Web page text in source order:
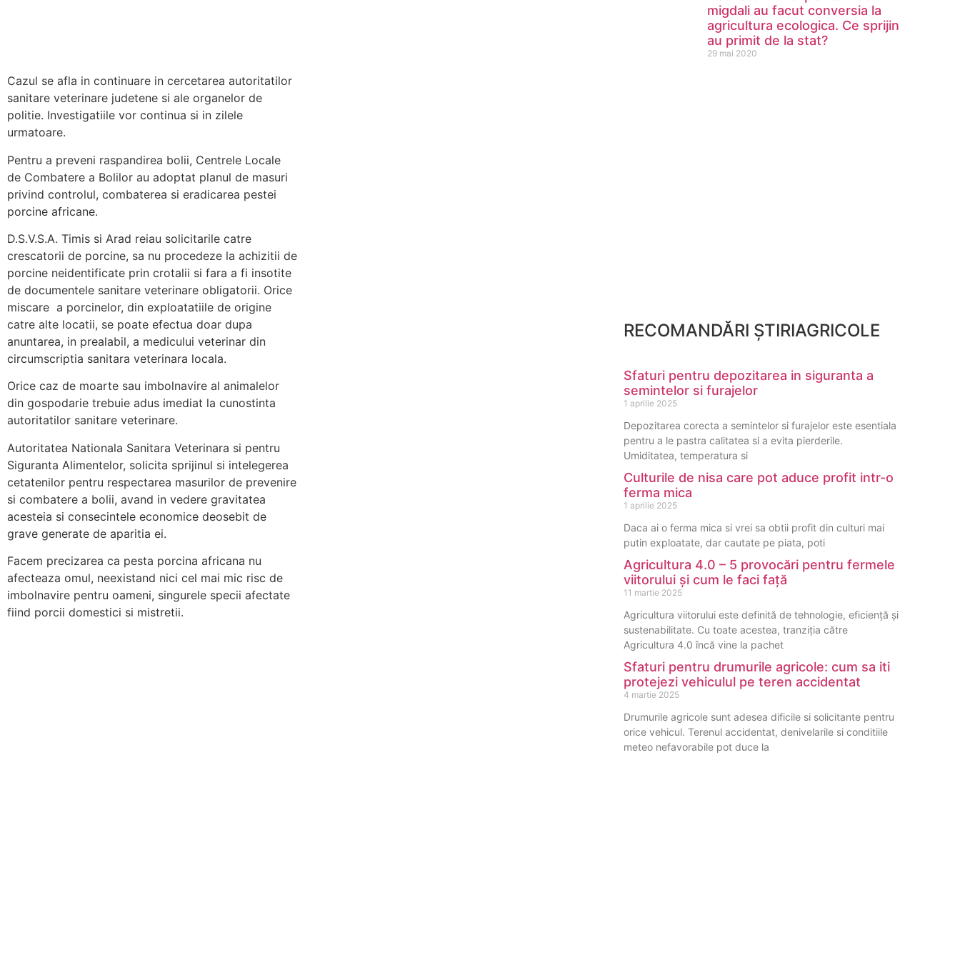
Cazul se afla in continuare in cercetarea autoritatilor
sanitare veterinare judetene si ale organelor de
politie. Investigatiile vor continua si in zilele
urmatoare.
Pentru a preveni raspandirea bolii, Centrele Locale
de Combatere a Bolilor au adoptat planul de masuri
privind controlul, combaterea si eradicarea pestei
porcine africane.
D.S.V.S.A. Timis si Arad reiau solicitarile catre
crescatorii de porcine, sa nu procedeze la achizitii de
porcine neidentificate prin crotalii si fara a fi insotite
de documentele sanitare veterinare obligatorii. Orice
miscare a porcinelor, din exploatatiile de origine
catre alte locatii, se poate efectua doar dupa
anuntarea, in prealabil, a medicului veterinar din
circumscriptia sanitara veterinara locala.
Orice caz de moarte sau imbolnavire al animalelor
din gospodarie trebuie adus imediat la cunostinta
autoritatilor sanitare veterinare.
Autoritatea Nationala Sanitara Veterinara si pentru
Siguranta Alimentelor, solicita sprijinul si intelegerea
cetatenilor pentru respectarea masurilor de prevenire
si combatere a bolii, avand in vedere gravitatea
acesteia si consecintele economice deosebit de
grave generate de aparitia ei.
Facem precizarea ca pesta porcina africana nu
afecteaza omul, neexistand nici cel mai mic risc de
imbolnavire pentru oameni, singurele specii afectate
fiind porcii domestici si mistretii.
migdali au facut conversia la
agricultura ecologica. Ce sprijin
au primit de la stat?
29 mai 2020
RECOMANDĂRI ȘTIRIAGRICOLE
Sfaturi pentru depozitarea in siguranta a
semintelor si furajelor
1 aprilie 2025
Depozitarea corecta a semintelor si furajelor este esentiala
pentru a le pastra calitatea si a evita pierderile.
Umiditatea, temperatura si
Culturile de nisa care pot aduce profit intr-o
ferma mica
1 aprilie 2025
Daca ai o ferma mica si vrei sa obtii profit din culturi mai
putin exploatate, dar cautate pe piata, poti
Agricultura 4.0 – 5 provocări pentru fermele
viitorului și cum le faci față
11 martie 2025
Agricultura viitorului este definită de tehnologie, eficiență și
sustenabilitate. Cu toate acestea, tranziția către
Agricultura 4.0 încă vine la pachet
Sfaturi pentru drumurile agricole: cum sa iti
protejezi vehiculul pe teren accidentat
4 martie 2025
Drumurile agricole sunt adesea dificile si solicitante pentru
orice vehicul. Terenul accidentat, denivelarile si conditiile
meteo nefavorabile pot duce la